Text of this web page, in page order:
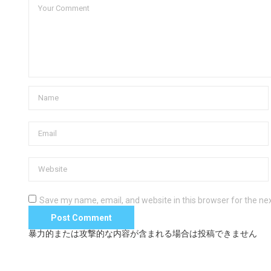
Save my name, email, and website in this browser for the
暴力的または攻撃的な内容が含まれる場合は投稿できません